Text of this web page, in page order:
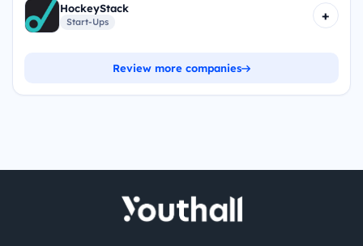
HockeyStack
Start-Ups +
Review more companies